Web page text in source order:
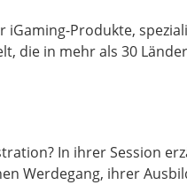
Produkte,
die in mehr als 30
In ihrer Session
Werdegang, ihrer